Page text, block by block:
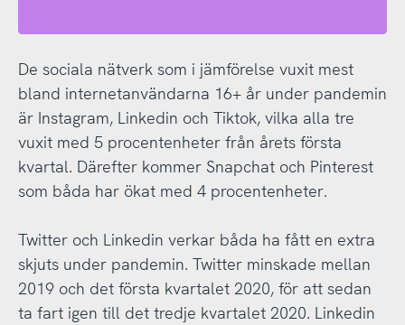
De sociala nätverk som i jämförelse vuxit mest
bland internetanvändarna 16+ år under pandemin
är Instagram, Linkedin och Tiktok, vilka alla tre
vuxit med 5 procentenheter från årets första
kvartal. Därefter kommer Snapchat och Pinterest
som båda har ökat med 4 procentenheter.
Twitter och Linkedin verkar båda ha fått en extra
skjuts under pandemin. Twitter minskade mellan
2019 och det första kvartalet 2020, för att sedan
ta fart igen till det tredje kvartalet 2020. Linkedin